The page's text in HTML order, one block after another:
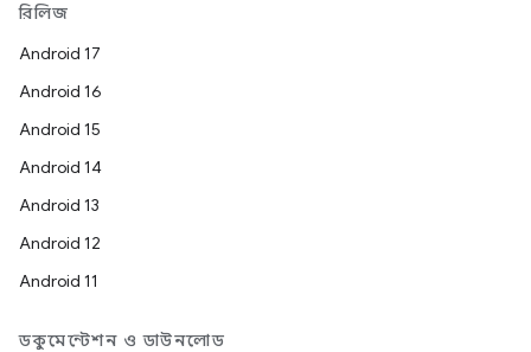
রিলিজ
Android 17
Android 16
Android 15
Android 14
Android 13
Android 12
Android 11
ডকুমেন্টেশন ও ডাউনলোড